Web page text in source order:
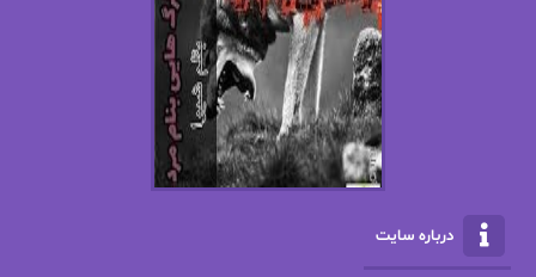
اکرم محمدی
الف صاد
الکساندر دوما
الناز پاکپور‌
الناز محمدی
درباره سایت